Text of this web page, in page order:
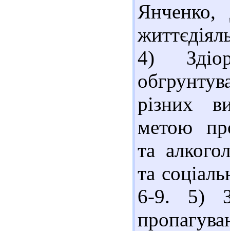
Янченко,
4)
різних
метою
та
та
6-9. 5)